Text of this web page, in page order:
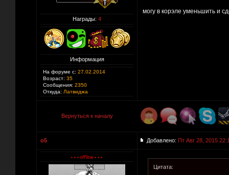
Награды: 4
Информация
На форуме с: 27.02.2014
Возраст: 35
Сообщения: 2350
Откуда: Латвиджа
могу в корэле уменьшить и
Вернуться к началу
o5 Добавлено: Пт Авг 28, 2015
Цитата: